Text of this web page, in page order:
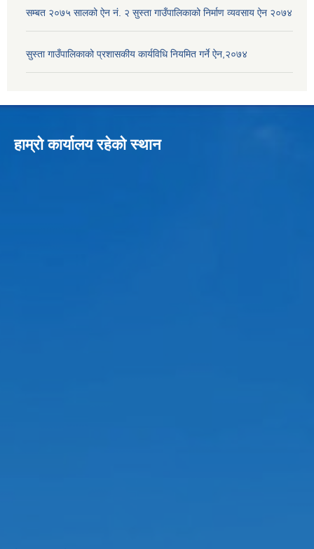
सम्बत २०७५ सालको ऐन नं. २ सुस्ता गाउँपालिकाको निर्माण व्यवसाय ऐन २०७४
सुस्ता गाउँपालिकाको प्रशासकीय कार्यविधि नियमित गर्ने ऐन,२०७४
हाम्रो कार्यालय रहेको स्थान